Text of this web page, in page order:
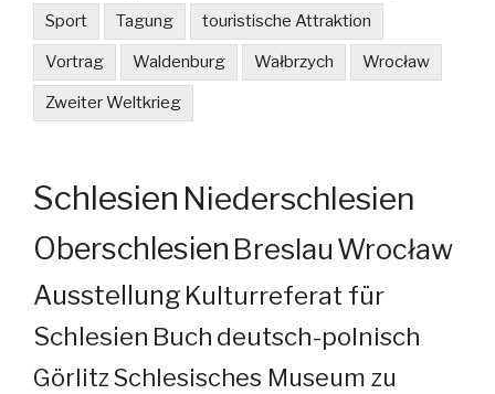
Sport Tagung touristische Attraktion
Vortrag Waldenburg Wałbrzych Wrocław
Zweiter Weltkrieg
Schlesien Niederschlesien
Oberschlesien Breslau Wrocław
Ausstellung Kulturreferat für
Schlesien Buch deutsch-polnisch
GörlitzSchlesisches Museum zu